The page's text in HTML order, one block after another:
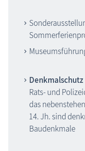
Denkmalschutz
Rats- und
das
14. Jh. sind
Baudenkmale